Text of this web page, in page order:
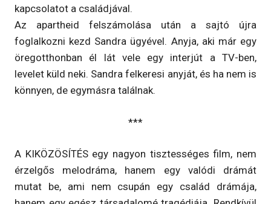
kapcsolatot a családjával.
Az apartheid felszámolása után a sajtó újra
foglalkozni kezd Sandra ügyével. Anyja, aki már egy
öregotthonban él lát vele egy interjút a TV-ben,
levelet küld neki. Sandra felkeresi anyját, és ha nem is
könnyen, de egymásra találnak.
***
A KIKÖZÖSÍTÉS egy nagyon tisztességes film, nem
érzelgős melodráma, hanem egy valódi drámát
mutat be, ami nem csupán egy család drámája,